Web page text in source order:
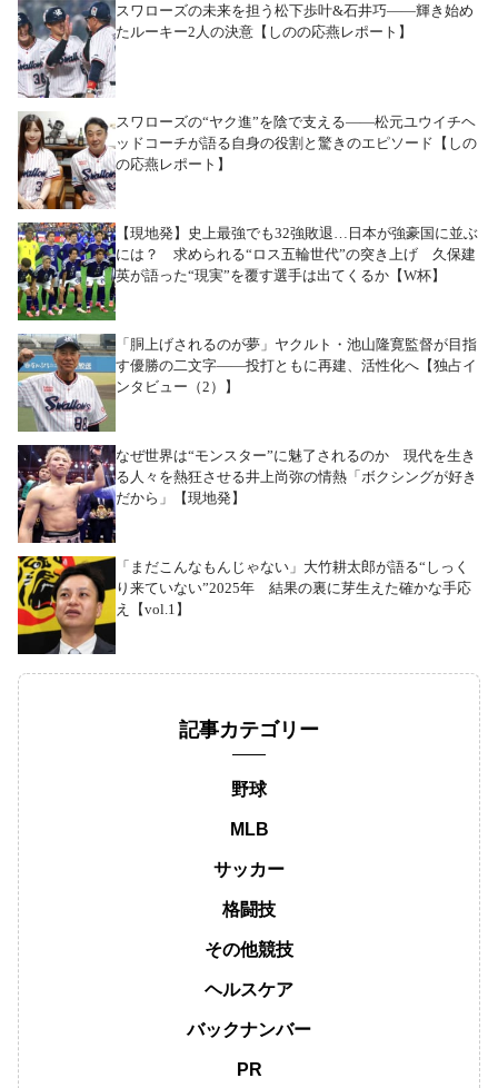
スワローズの未来を担う松下歩叶&石井巧――輝き始め
たルーキー2人の決意【しのの応燕レポート】
スワローズの“ヤク進”を陰で支える――松元ユウイチヘ
ッドコーチが語る自身の役割と驚きのエピソード【しの
の応燕レポート】
【現地発】史上最強でも32強敗退…日本が強豪国に並ぶ
には？ 求められる“ロス五輪世代”の突き上げ 久保建
英が語った“現実”を覆す選手は出てくるか【W杯】
「胴上げされるのが夢」ヤクルト・池山隆寛監督が目指
す優勝の二文字――投打ともに再建、活性化へ【独占イ
ンタビュー（2）】
なぜ世界は“モンスター”に魅了されるのか 現代を生き
る人々を熱狂させる井上尚弥の情熱「ボクシングが好き
だから」【現地発】
「まだこんなもんじゃない」大竹耕太郎が語る“しっく
り来ていない”2025年 結果の裏に芽生えた確かな手応
え【vol.1】
記事カテゴリー
野球
MLB
サッカー
格闘技
その他競技
ヘルスケア
バックナンバー
PR